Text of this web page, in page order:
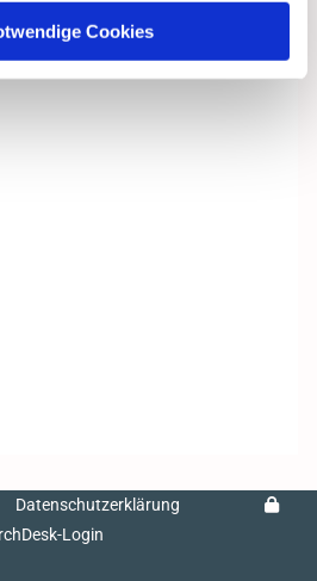
Cookies
Datenschutzerklärung
Login